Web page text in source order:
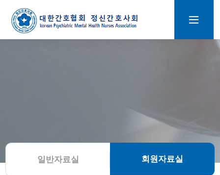
일반자료실 회원자료실